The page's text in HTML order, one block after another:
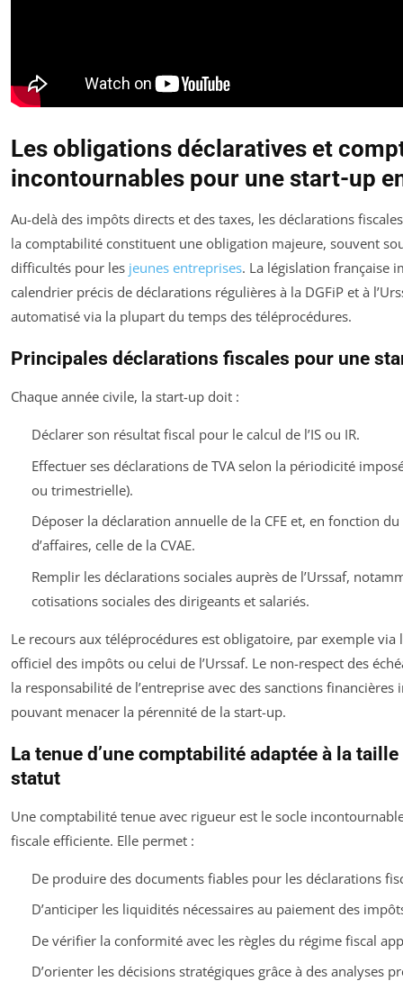
Les obligations déclaratives et
incontournables pour une start-up
Au-delà des impôts directs et des taxes, les déclarations
la comptabilité constituent une obligation majeure, souvent
difficultés pour les jeunes entreprises. La législation française
calendrier précis de déclarations régulières à la DGFiP et à
automatisé via la plupart du temps des téléprocédures.
Principales déclarations fiscales pour une
Chaque année civile, la start-up doit :
Déclarer son résultat fiscal pour le calcul de l’IS ou IR.
Effectuer ses déclarations de TVA selon la périodicité
ou trimestrielle).
Déposer la déclaration annuelle de la CFE et, en fonction
d’affaires, celle de la CVAE.
Remplir les déclarations sociales auprès de l’Urssaf,
cotisations sociales des dirigeants et salariés.
Le recours aux téléprocédures est obligatoire, par exemple via
officiel des impôts ou celui de l’Urssaf. Le non-respect des
la responsabilité de l’entreprise avec des sanctions financières
pouvant menacer la pérennité de la start-up.
La tenue d’une comptabilité adaptée à la taille
statut
Une comptabilité tenue avec rigueur est le socle
fiscale efficiente. Elle permet :
De produire des documents fiables pour les déclarations
D’anticiper les liquidités nécessaires au paiement des
De vérifier la conformité avec les règles du régime fiscal
D’orienter les décisions stratégiques grâce à des analyses